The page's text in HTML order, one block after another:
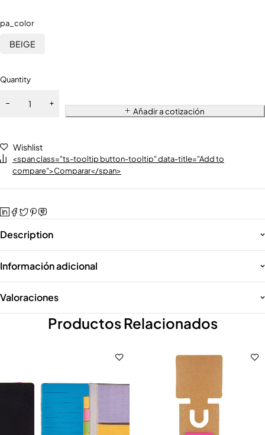
pa_color
BEIGE
Quantity
Añadir a cotización
Wishlist
<span class="ts-tooltip button-tooltip" data-title="Add to
compare">Comparar</span>
Description
Información adicional
Valoraciones
Productos Relacionados